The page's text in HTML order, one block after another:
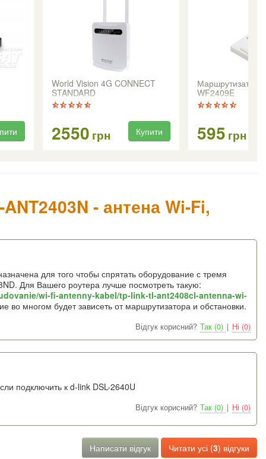
World Vision 4G CONNECT
STANDARD
2550 грн Купити
Маршрутизатор
WF2409E
595 грн
- антена Wi-Fi,
для того чтобы спрятать оборудование с тремя
Для Вашего роутера лучше посмотреть такую:
wi-fi-antenny-kabel/tp-link-tl-ant2408cl-antenna-wi-
во многом будет зависеть от маршрутизатора и обстановки.
Відгук корисний? Так (0) | Ні (0)
подключить к d-link DSL-2640U
Відгук корисний? Так (0) | Ні (0)
Написати відгук Читати усі (3) відгуки